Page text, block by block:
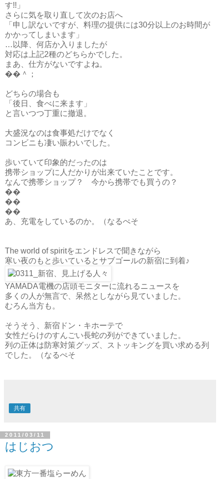
す!!」
さらに気を取り直して次のお店へ
「申し訳ないですが、料理の提供には30分以上のお時間が
かかってしまいます」
…以降、何店か入りましたが
対応は上記2種のどちらかでした。
まあ、仕方がないですよね。
��＾；
どちらの場合も
「後日、食べに来ます」
と言いつつ丁重に撤退。
大盛況なのは食事処だけでなく
コンビニも凄い賑わいでした。
歩いていて印象的だったのは
携帯ショップに人だかりが出来ていたことです。
なんで携帯ショップ？ 今から携帯でも買うの？
��
��
��
あ、充電をしているのか。（なるぺそ
The world of spiritをエンドレスで聞きながら
寒い夜のもと歩いているとサブゴールの新宿に到着♪
YAMADA電機の店頭モニターに流れるニュースを
多くの人が無言で、呆然としながら見ていました。
むろん当方も。
そうそう、新宿ドン・キホーテで
女性だらけのすんごい長蛇の列ができていました。
列の正体は防寒対策グッズ、ストッキングを買い求める列
でした。（なるぺそ
共有
2011/03/11
はじおつ